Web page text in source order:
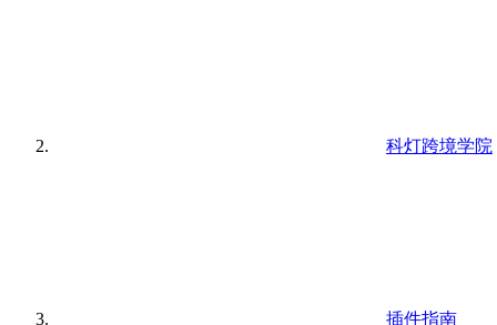
科灯跨境学院
插件指南